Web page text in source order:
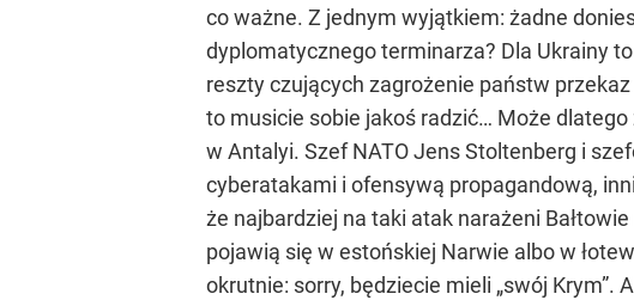
co ważne. Z jednym wyjątkiem: żadne
dyplomatycznego terminarza? Dla Ukrainy
reszty czujących zagrożenie państw
to musicie sobie jakoś radzić… Może dlatego
w Antalyi. Szef NATO Jens Stoltenberg i
cyberatakami i ofensywą propagandową,
że najbardziej na taki atak narażeni
pojawią się w estońskiej Narwie albo w
okrutnie: sorry, będziecie mieli „swój Krym”.